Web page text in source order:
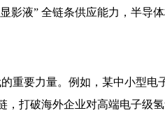
液” 全链条供应能力，半导
重要力量。例如，某中小型电
，打破海外企业对高端电子级